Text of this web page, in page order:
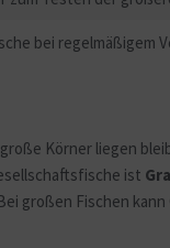
bei regelmäßigem
Körner liegen
ist
großen Fischen